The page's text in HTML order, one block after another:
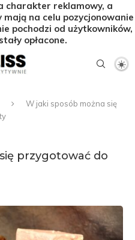
charakter reklamowy, a
na celu pozycjonowanie
pochodzi od użytkowników,
opłacone.
W jaki sposób można się
przygotować do